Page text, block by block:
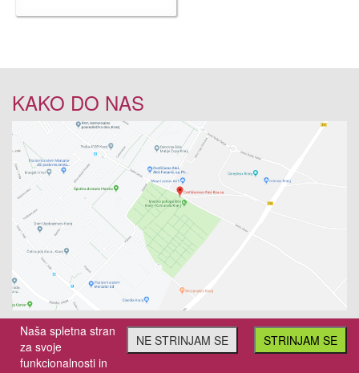
KAKO DO NAS
www.cvetlicarna-vrtnica.si |akos@t-2.si
Cvetličarna Vrtnica, Aleš Kos s.p. © Vse pravice pridržane |
STRINJAM SE
NE STRINJAM SE
Naša spletna stran
za svoje
funkcionalnosti in